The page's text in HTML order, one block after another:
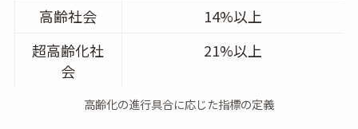
高齢社会
14%以上
超高齢化社
会
21%以上
高齢化の進行具合に応じた指標の定義